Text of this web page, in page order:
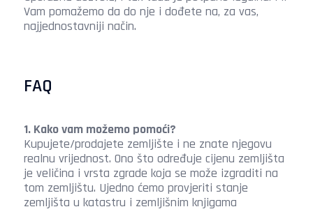
Vam pomažemo da do nje i dođete na, za vas,
najjednostavniji način.
FAQ
1. Kako vam možemo pomoći?
Kupujete/prodajete zemljište i ne znate njegovu
realnu vrijednost. Ono što određuje cijenu zemljišta
je veličina i vrsta zgrade koja se može izgraditi na
tom zemljištu. Ujedno ćemo provjeriti stanje
zemljišta u katastru i zemljišnim knjigama